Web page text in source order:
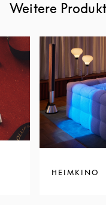
Weitere
HEIMKINO